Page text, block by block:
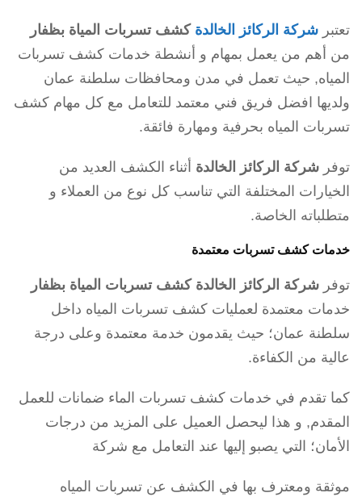
تعتبر شركة الركائز الخالدة كشف تسربات المياة بظفار
من أهم من يعمل بمهام و أنشطة خدمات كشف تسربات
المياه, حيث تعمل في مدن ومحافظات سلطنة عمان
ولديها افضل فريق فني معتمد للتعامل مع كل مهام كشف
تسربات المياه بحرفية ومهارة فائقة.
توفر شركة الركائز الخالدة أثناء الكشف العديد من
الخيارات المختلفة التي تناسب كل نوع من العملاء و
متطلباته الخاصة.
خدمات كشف تسربات معتمدة
توفر شركة الركائز الخالدة كشف تسربات المياة بظفار
خدمات معتمدة لعمليات كشف تسربات المياه داخل
سلطنة عمان؛ حيث يقدمون خدمة معتمدة وعلى درجة
عالية من الكفاءة.
كما تقدم في خدمات كشف تسربات الماء ضمانات للعمل
المقدم, و هذا ليحصل العميل على المزيد من درجات
الأمان؛ التي يصبو إليها عند التعامل مع شركة
موثقة ومعترف بها في الكشف عن تسربات المياه